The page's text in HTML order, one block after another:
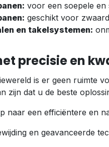
voor een soepele
geschikt voor
en takelsystemen:
precisie en
is er geen ruimte
zijn dat u de beste
naar een efficiëntere en
en geavanceerde